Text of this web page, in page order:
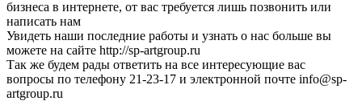
бизнеса в интернете, от вас требуется лишь позвонить или
написать нам
Увидеть наши последние работы и узнать о нас больше вы
можете на сайте http://sp-artgroup.ru
Так же будем рады ответить на все интересующие вас
вопросы по телефону 21-23-17 и электронной почте info@sp-
artgroup.ru